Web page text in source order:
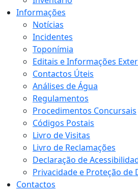
Informações
Notícias
Incidentes
Toponímia
Editais e Informações
Contactos Úteis
Análises de Água
Regulamentos
Procedimentos Concursais
Códigos Postais
Livro de Visitas
Livro de Reclamações
Declaração de
Privacidade e Proteção de
Contactos